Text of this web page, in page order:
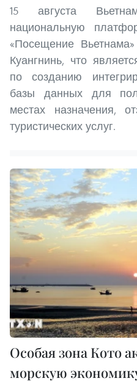
15 августа
национальную
«Посещение
Куангнинь, что
по созданию
базы данных для
местах назначения,
туристических услуг.
Особая зона Кото
морскую